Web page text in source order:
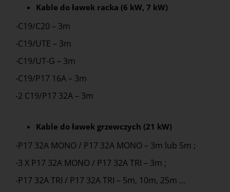
Kable do ławek racka (6 kW, 7 kW)
-C19/C20 – 3m
-C19/UTE – 3m
-C19/UT-G – 3m
-C19/P17 16A – 3m
-2 C19/P17 32A – 3m
Kable do ławek grzewczych (21 kW)
-P17 32A MONO / P17 32A MONO – 3m lub 5m ;
-3 X P17 32A MONO / P17 32A TRI – 3m ;
-P17 32A TRI / P17 32A TRI – 5m, 10m, 25m …